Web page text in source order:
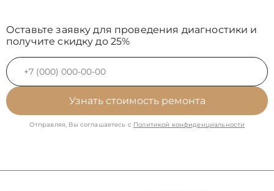
Оставьте заявку для проведения диагностики и
получите скидку до 25%
Узнать стоимость ремонта
Отправляя, Вы соглашаетесь с Политикой конфиденциальности